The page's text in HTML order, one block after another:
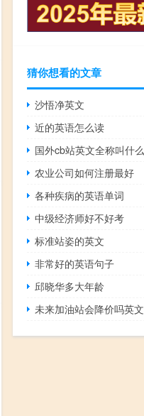
猜你想看的文章
沙悟净英文
近的英语怎么读
国外cb站英文全称叫什么
农业公司如何注册最好
各种疾病的英语单词
中级经济师好不好考
标准站姿的英文
非常好的英语句子
邱晓华多大年龄
未来加油站会降价吗英文